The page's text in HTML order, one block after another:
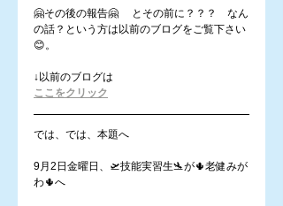
🤗その後の報告🤗　 とその前に？？？　なん
の話？という方は以前のブログをご覧下さい
😊。
↓以前のブログは
ここをクリック
では、では、本題へ
9月2日金曜日、🛫技能実習生🛬が🌵老健みが
わ🌵へ